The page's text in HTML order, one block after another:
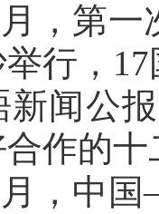
月，第
行，
新闻公
作的十
月，中